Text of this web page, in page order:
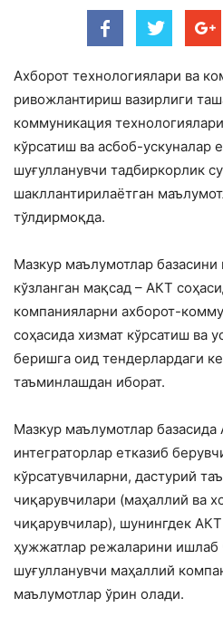
Ахборот технологиялари ва
ривожлантириш вазирлиги
коммуникация
кўрсатиш ва асбоб-ускуналар
шуғулланувчи тадбиркорлик
шакллантирилаётган
тўлдирмоқда.
Мазкур маълумотлар
кўзланган мақсад – АКТ
компанияларни ахборот-
соҳасида хизмат кўрсатиш ва
беришга оид тендерлардаги
таъминлашдан иборат.
Мазкур маълумотлар базасида
интеграторлар етказиб
кўрсатувчиларни, дастурий
чиқарувчилари (маҳаллий ва
чиқарувчилар), шунингдек
ҳужжатлар режаларини ишлаб
шуғулланувчи маҳаллий
маълумотлар ўрин олади.